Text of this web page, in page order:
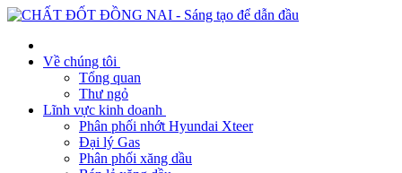
Về chúng tôi
Tổng quan
Thư ngỏ
Lĩnh vực kinh doanh
Phân phối nhớt Hyundai Xteer
Đại lý Gas
Phân phối xăng dầu